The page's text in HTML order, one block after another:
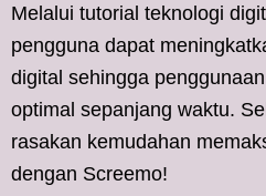
Melalui tutorial teknologi
pengguna dapat
digital sehingga
optimal sepanjang waktu.
rasakan kemudahan
dengan Screemo!